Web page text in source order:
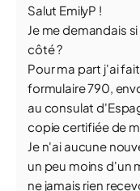
Salut EmilyP !
Je me demandais
côté ?
Pour ma part j'ai
formulaire 790,
au consulat
copie certifiée de
Je n'ai aucune
un peu moins d'un
ne jamais rien